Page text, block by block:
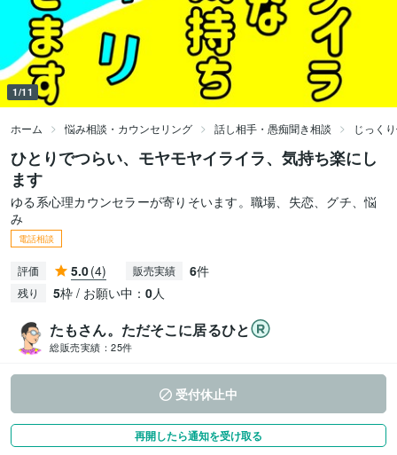
1/11
ホーム 悩み相談・カウンセリング 話し相手・愚痴聞き相談 じっく
ひとりでつらい、モヤモヤイライラ、気持ち楽にし
ます
ゆる系心理カウンセラーが寄りそいます。職場、失恋、グチ、悩
み
電話相談
評価 5.0(4) 販売実績 6件
残り 5枠 / お願い中： 0人
たもさん。ただそこに居るひと
総販売実績： 25件
受付休止中
再開したら通知を受け取る